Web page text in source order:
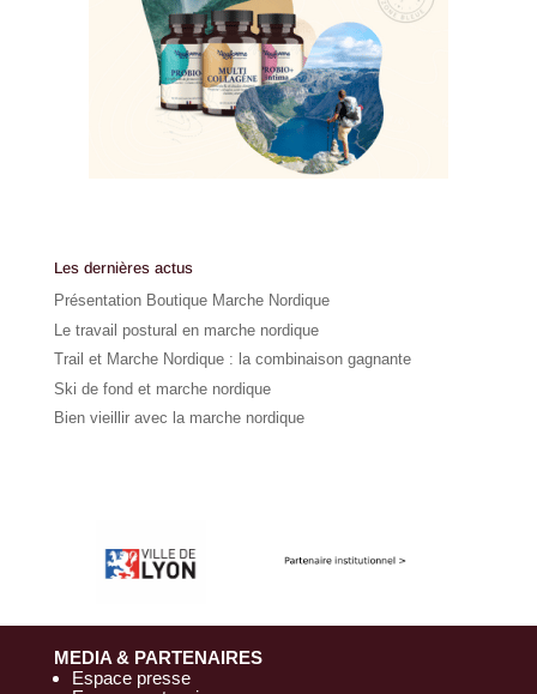
Les dernières actus
Présentation Boutique Marche Nordique
Le travail postural en marche nordique
Trail et Marche Nordique : la combinaison gagnante
Ski de fond et marche nordique
Bien vieillir avec la marche nordique
MEDIA & PARTENAIRES
Espace presse